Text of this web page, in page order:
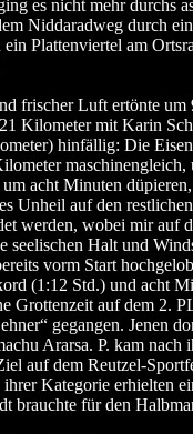
es nicht mehr durchs
Niddaradweg durch
Plattenviertel am
frischer Luft ertönte
Kilometer mit Karin
hinfällig: Die
maschinengleich,
acht Minuten
Unheil auf den
werden, wobei mir auf
seelischen Halt und
vorm Start
(1:12 Std.) und acht
Grottenzeit auf dem 2.
gegangen. Jenen
Ararsa. P. kam nach
auf dem Reutzel-
Kategorie erhielten
brauchte für den